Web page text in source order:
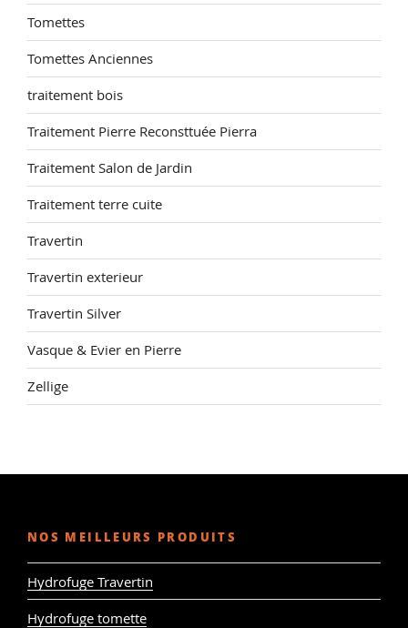
Tomettes
Tomettes Anciennes
traitement bois
Traitement Pierre Reconsttuée Pierra
Traitement Salon de Jardin
Traitement terre cuite
Travertin
Travertin exterieur
Travertin Silver
Vasque & Evier en Pierre
Zellige
NOS MEILLEURS PRODUITS
Hydrofuge Travertin
Hydrofuge tomette